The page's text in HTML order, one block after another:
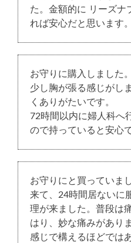
た。金額的に リーズナ
れば安心だと思います。
お守りに購入しました。
少し胸が張る感じがし
くありがたいです。
72時間以内に婦人科へ
ので持っていると安心
お守りにと買っていま
来て、24時間居ないに
理が来ました。普段は
はり、妙な痛みがあり
感じで構えるほどでは